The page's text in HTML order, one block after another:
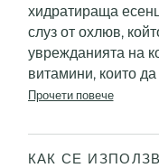
хидратираща
слуз от охлюв,
уврежданията на
витамини, които
Прочети повече
КАК СЕ